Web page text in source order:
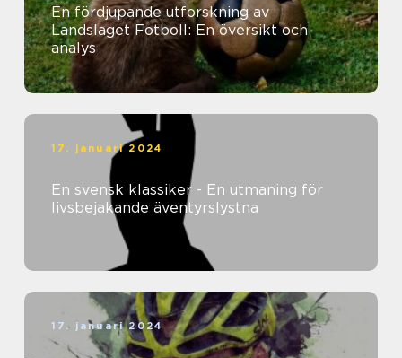
En fördjupande utforskning av
Landslaget Fotboll: En översikt och
analys
17. januari 2024
En svensk klassiker - En utmaning för
livsbejakande äventyrslystna
17. januari 2024